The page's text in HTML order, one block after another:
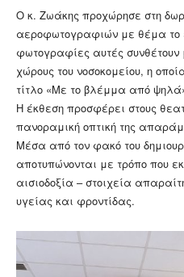
Ο κ. Ζωάκης προχώρησε στη
αεροφωτογραφιών με θέμα το
φωτογραφίες αυτές συνθέτουν
χώρους του νοσοκομείου, η
τίτλο «Με το βλέμμα από
Η έκθεση προσφέρει στους
πανοραμική οπτική της
Μέσα από τον φακό του
αποτυπώνονται με τρόπο που
αισιοδοξία – στοιχεία
υγείας και φροντίδας.